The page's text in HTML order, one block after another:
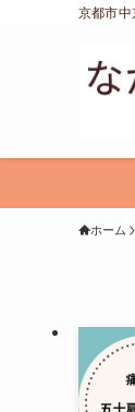
京都市中
ホーム